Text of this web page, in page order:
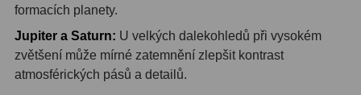
Planetární kamery19
formacích planety.
Jupiter a Saturn: U velkých dalekohledů při vysokém
zvětšení může mírné zatemnění zlepšit kontrast
atmosférických pásů a detailů.